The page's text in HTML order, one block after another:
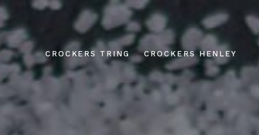
CROCKERS TRING CROCKERS HENLEY